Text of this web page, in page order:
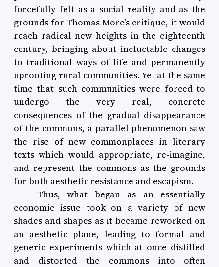
forcefully felt as a social reality and as the
grounds for Thomas More’s critique, it would
reach radical new heights in the eighteenth
century, bringing about ineluctable changes
to traditional ways of life and permanently
uprooting rural communities. Yet at the same
time that such communities were forced to
undergo the very real, concrete
consequences of the gradual disappearance
of the commons, a parallel phenomenon saw
the rise of new commonplaces in literary
texts which would appropriate, re-imagine,
and represent the commons as the grounds
for both aesthetic resistance and escapism.
Thus, what began as an essentially
economic issue took on a variety of new
shades and shapes as it became reworked on
an aesthetic plane, leading to formal and
generic experiments which at once distilled
and distorted the commons into often